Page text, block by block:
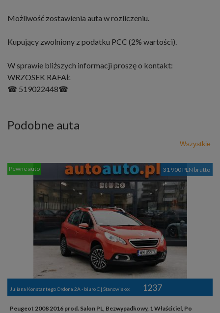
Możliwość zostawienia auta w rozliczeniu.
Kupujący zwolniony z podatku PCC (2% wartości).
W sprawie bliższych informacji proszę o kontakt:
WRZOSEK RAFAŁ
☎ 519022448☎
Podobne auta
Wszystkie
31 900 PLN brutto
Pewne auto
Juliana Konstantego Ordona 2A - biuro C | Stanowisko: 1237
Peugeot 2008 2016 prod. Salon PL, Bezwypadkowy, 1 Właściciel, Po